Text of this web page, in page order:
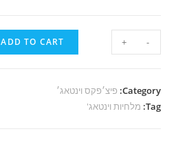
-
+
ADD TO CART
Category: פיצ׳פקס וינטאג׳
Tag: מלחיות וינטאג'